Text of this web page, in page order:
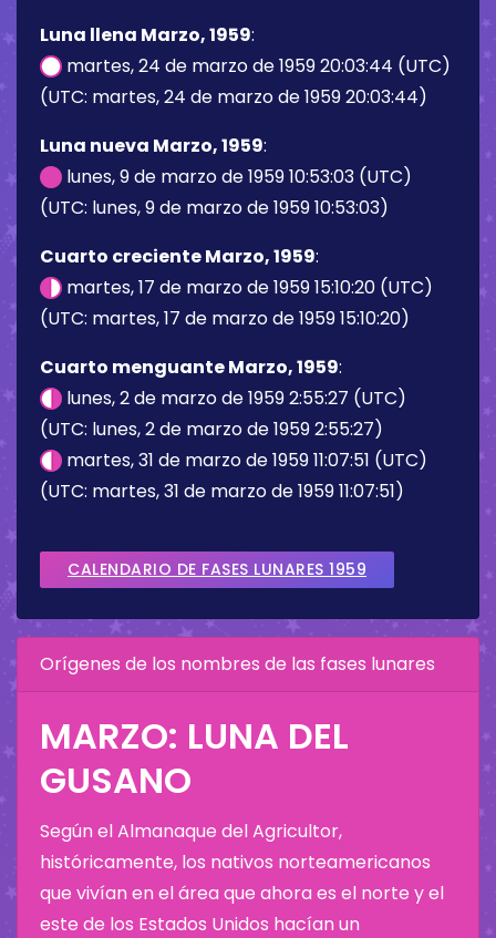
Luna llena Marzo, 1959:
martes, 24 de marzo de 1959 20:03:44 (UTC)
(UTC: martes, 24 de marzo de 1959 20:03:44)
Luna nueva Marzo, 1959:
lunes, 9 de marzo de 1959 10:53:03 (UTC)
(UTC: lunes, 9 de marzo de 1959 10:53:03)
Cuarto creciente Marzo, 1959:
martes, 17 de marzo de 1959 15:10:20 (UTC)
(UTC: martes, 17 de marzo de 1959 15:10:20)
Cuarto menguante Marzo, 1959:
lunes, 2 de marzo de 1959 2:55:27 (UTC)
(UTC: lunes, 2 de marzo de 1959 2:55:27)
martes, 31 de marzo de 1959 11:07:51 (UTC)
(UTC: martes, 31 de marzo de 1959 11:07:51)
CALENDARIO DE FASES LUNARES 1959
Orígenes de los nombres de las fases lunares
MARZO: LUNA DEL
GUSANO
Según el Almanaque del Agricultor,
históricamente, los nativos norteamericanos
que vivían en el área que ahora es el norte y el
este de los Estados Unidos hacían un